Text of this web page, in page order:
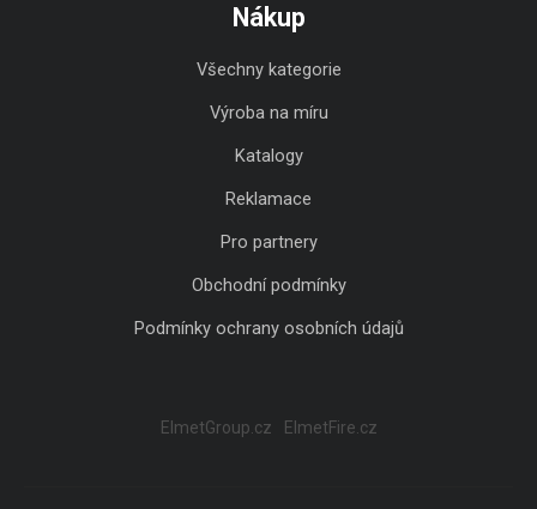
Nákup
Všechny kategorie
Výroba na míru
Katalogy
Reklamace
Pro partnery
Obchodní podmínky
Podmínky ochrany osobních údajů
ElmetGroup.cz ElmetFire.cz